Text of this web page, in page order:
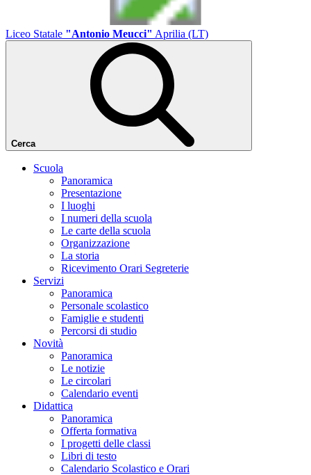
Liceo Statale "Antonio Meucci" Aprilia (LT)
Cerca
Scuola
Panoramica
Presentazione
I luoghi
I numeri della scuola
Le carte della scuola
Organizzazione
La storia
Ricevimento Orari Segreterie
Servizi
Panoramica
Personale scolastico
Famiglie e studenti
Percorsi di studio
Novità
Panoramica
Le notizie
Le circolari
Calendario eventi
Didattica
Panoramica
Offerta formativa
I progetti delle classi
Libri di testo
Calendario Scolastico e Orari